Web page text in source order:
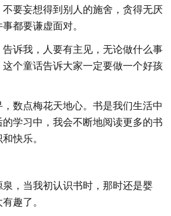
要妄想得到别人的施舍，贪得无厌
都要谦虚面对。
告诉我，人要有主见，无论做什么事
个童话告诉大家一定要做一个好孩
数点梅花天地心。书是我们生活中
学习中，我会不断地阅读更多的书
快乐。
，当我初认识书时，那时还是婴
趣了。